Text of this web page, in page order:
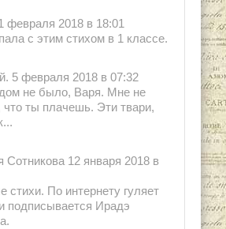
февраля 2018 в 18:01
с этим стихом в 1 классе.
5 февраля 2018 в 07:32
не было, Варя. Мне не
что ты плачешь. Эти твари,
Сотникова 12 января 2018 в
стихи. По интернету гуляет
подписывается Ирадэ